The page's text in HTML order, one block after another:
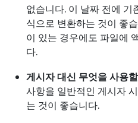
없습니다. 이 날짜 전에 기
식으로 변환하는 것이 좋
이 있는 경우에도 파일에
다.
게시자 대신 무엇을 사용
사항을 일반적인 게시자
는 것이 좋습니다.